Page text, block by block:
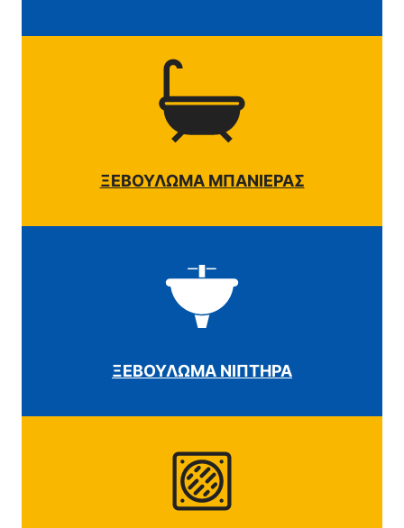
ΞΕΒΟΥΛΩΜΑ ΜΠΑΝΙΕΡΑΣ
ΞΕΒΟΥΛΩΜΑ ΝΙΠΤΗΡΑ